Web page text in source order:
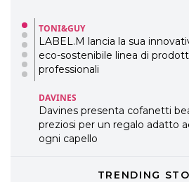
TONI&GUY
LABEL.M lancia la sua
eco-sostenibile linea di
professionali
DAVINES
Davines presenta cofanetti
preziosi per un regalo adatto
ogni capello
TRENDING